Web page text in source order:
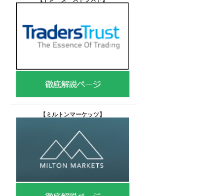
【 ミルトンマーケッツ】